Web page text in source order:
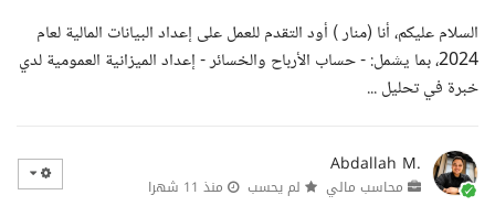
السلام عليكم، أنا (منار ) أود التقدم للعمل على إعداد البيانات المالية لعام
2024، بما يشمل: - حساب الأرباح والخسائر - إعداد الميزانية العمومية لدي
خبرة في تحليل ...
Abdallah M.
محاسب مالي لم يحسب منذ 11 شهرا